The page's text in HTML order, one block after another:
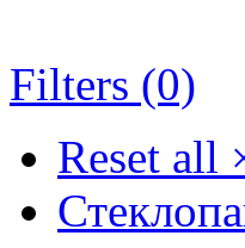
Filters (0)
Reset all